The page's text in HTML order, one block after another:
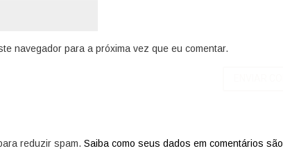
navegador para a próxima vez que eu comentar.
reduzir spam. Saiba como seus dados em comentários são